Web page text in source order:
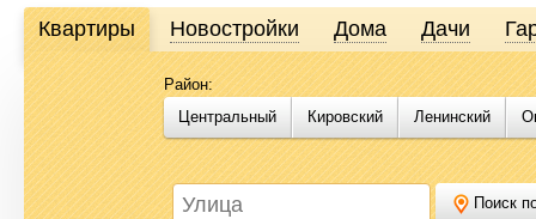
Продажа и аренда недвижимости в Омске
Likado.ru – сайт актуальных и достоверных объявлений по
или купить квартиру, найти землю под строительство,
Likado.ru, чтобы сэкономить время и силы в поисках нужного
Квартиры Новостройки Дома Дачи
Район:
Центральный
Кировский Ленинский
Поиск